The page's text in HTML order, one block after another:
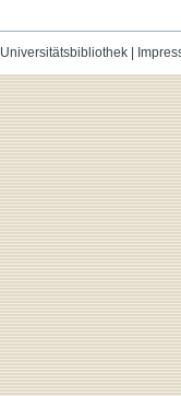
Universitätsbibliothek|